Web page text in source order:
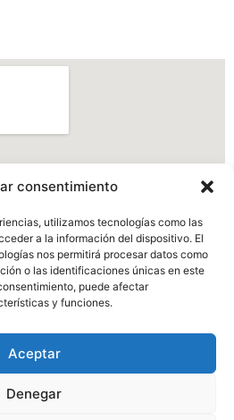
consentimiento
utilizamos tecnologías como las
a la información del dispositivo. El
nos permitirá procesar datos como
o las identificaciones únicas en este
puede afectar
y funciones.
Aceptar
Denegar